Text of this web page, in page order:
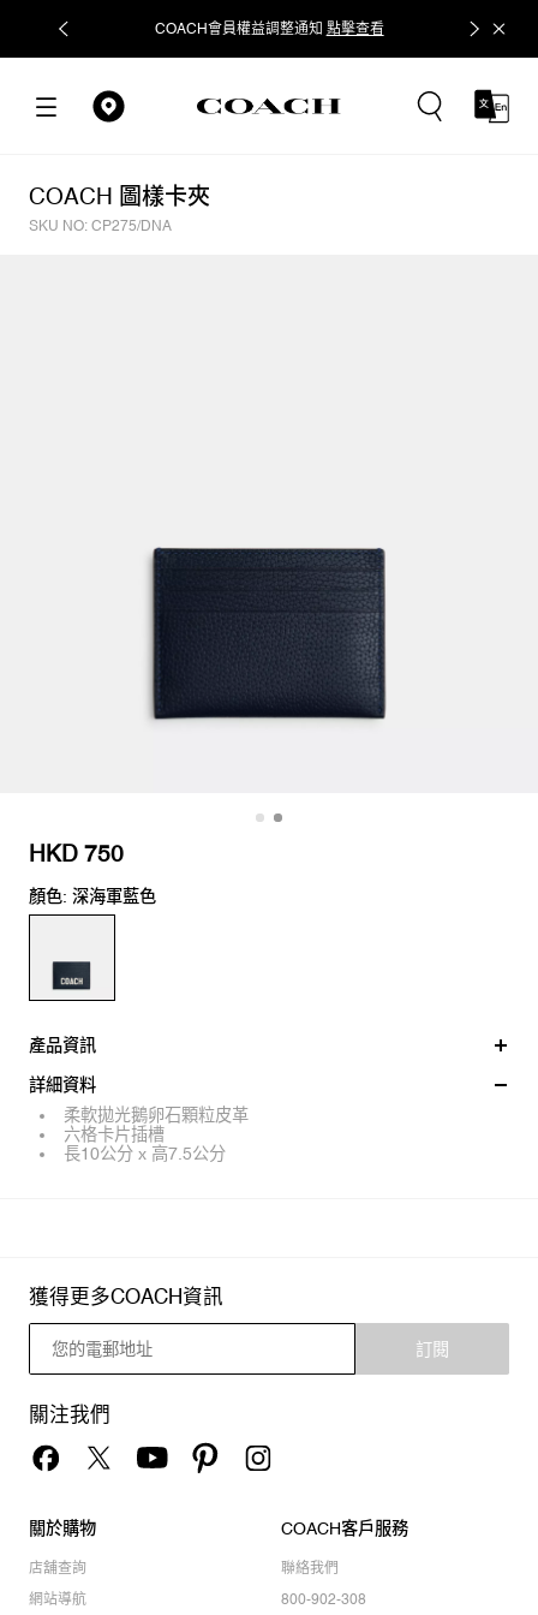
COACH會員權益調整通知 點擊查看 立即追蹤
COACH 圖樣卡夾
SKU NO: CP275/DNA
HKD 750
顏色: 深海軍藍色
產品資訊
詳細資料
柔軟拋光鵝卵石顆粒皮革
六格卡片插槽
長10公分 x 高7.5公分
獲得更多COACH資訊
訂閱
關注我們
關於購物
店舖查詢
網站導航
COACH客戶服務
聯絡我們
800-902-308